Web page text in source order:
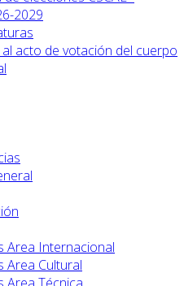
2029
acto de votación del cuerpo
Area Internacional
Area Cultural